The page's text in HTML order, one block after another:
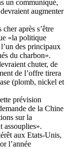
un communiqué,
augmenter
après s’être
«la politique
des principaux
du charbon».
chuter, de
de l’offre tirera
(plomb, nickel et
prévision
de la Chine
sur la
assouplies».
aux Etats-Unis,
l’année